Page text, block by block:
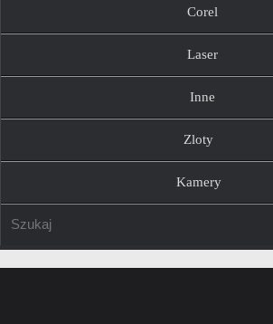
Corel
Laser
Inne
Zloty
Kamery